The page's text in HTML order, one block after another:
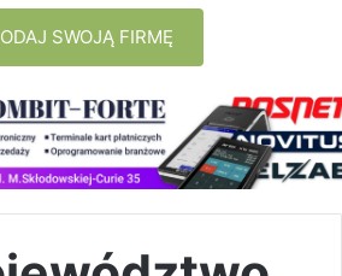
SWOJĄ FIRMĘ